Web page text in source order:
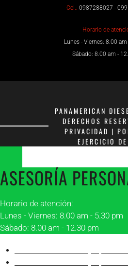
Cel.: 0987288027 -
Horario de
Lunes - Viernes: 8.00
Sábado: 8.00 am -
PANAMERICAN
DERECHOS
PRIVACIDAD |
EJERCICIO
ASESORÍA
Horario de atención:
Lunes - Viernes: 8.00 am - 5.30 pm
Sábado: 8.00 am - 12.30 pm